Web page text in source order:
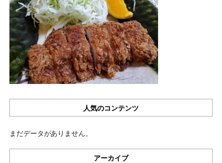
人気のコンテンツ
まだデータがありません。
アーカイブ